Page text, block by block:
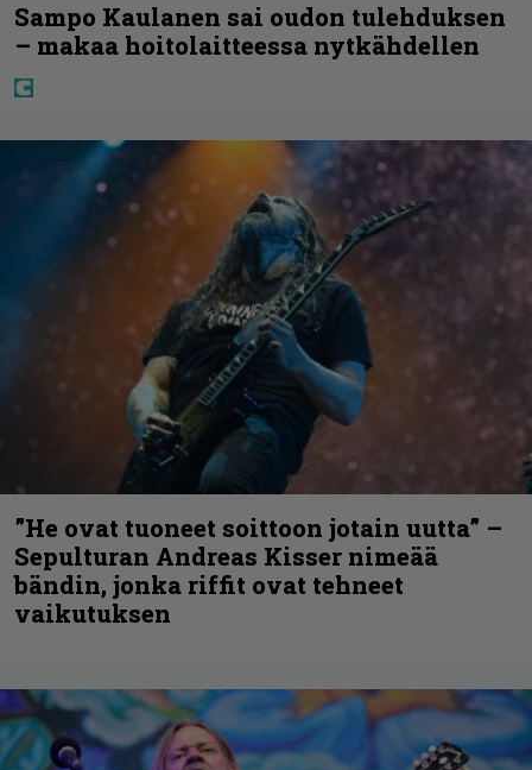
Sampo Kaulanen sai oudon tulehduksen
– makaa hoitolaitteessa nytkähdellen
”He ovat tuoneet soittoon jotain uutta” –
Sepulturan Andreas Kisser nimeää
bändin, jonka riffit ovat tehneet
vaikutuksen